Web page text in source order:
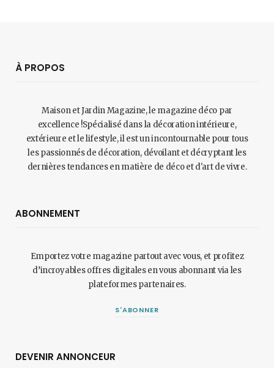
À PROPOS
Maison et Jardin Magazine, le magazine déco par
excellence !Spécialisé dans la décoration intérieure,
extérieure et le lifestyle, il est un incontournable pour tous
les passionnés de décoration, dévoilant et décryptant les
dernières tendances en matière de déco et d'art de vivre.
ABONNEMENT
Emportez votre magazine partout avec vous, et profitez
d’incroyables offres digitales en vous abonnant via les
plateformes partenaires.
S'ABONNER
DEVENIR ANNONCEUR